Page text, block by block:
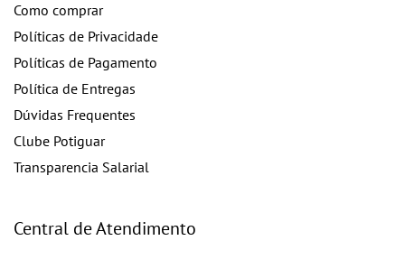
Como comprar
Políticas de Privacidade
Políticas de Pagamento
Política de Entregas
Dúvidas Frequentes
Clube Potiguar
Transparencia Salarial
Central de Atendimento